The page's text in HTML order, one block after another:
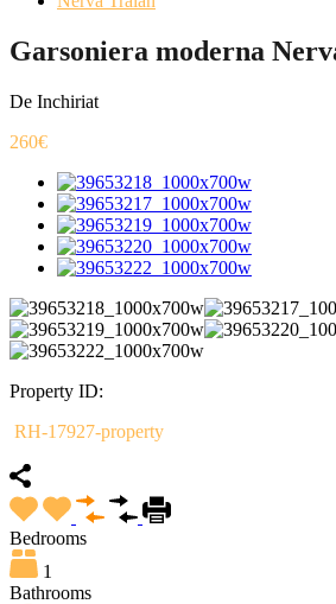
Garsoniera moderna
De Inchiriat
260€
Property ID:
RH-17927-property
Bedrooms
1
Bathrooms